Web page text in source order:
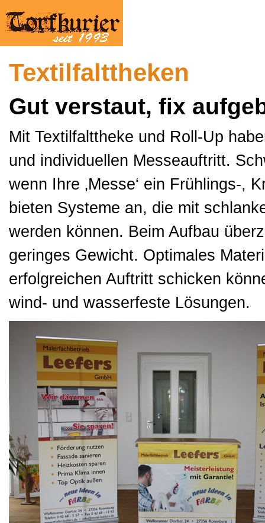
Textilfalttheken
Gut verstaut, fix
Mit Textilfalttheke und Roll-Up
und individuellen Messeauftritt.
wenn Ihre ‚Messe‘ ein Frühlings-,
bieten Systeme an, die mit
werden können. Beim Aufbau
geringes Gewicht. Optimales
erfolgreichen Auftritt schicken
wind- und wasserfeste Lösungen.